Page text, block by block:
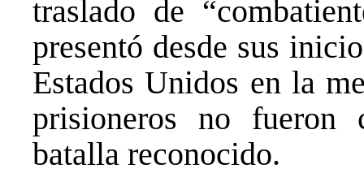
traslado de
presentó desde sus
Estados Unidos en la
prisioneros no fueron
batalla reconocido.